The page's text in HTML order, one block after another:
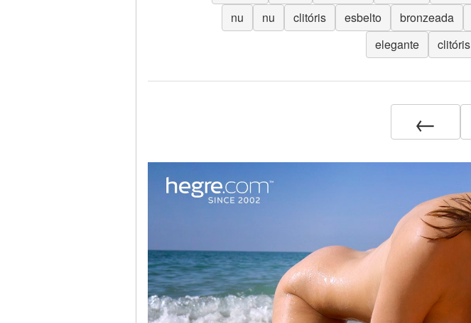
nu
nu clitóris esbelto bronzeada
elegante
clitóris
←